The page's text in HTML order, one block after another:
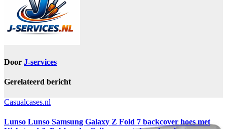
Door J-services
Gerelateerd bericht
Casualcases.nl
Lunso Lunso Samsung Galaxy Z Fold 7 backcover hoes met